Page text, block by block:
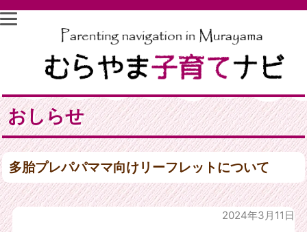
おしらせ
多胎プレパパママ向けリーフレットについて
2024年3月11日